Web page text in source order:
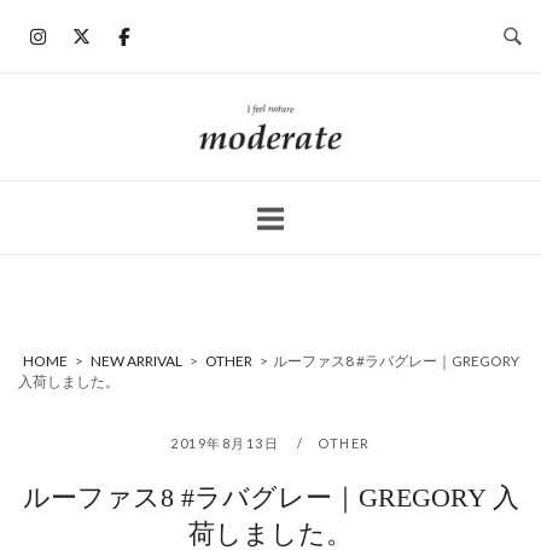
ホ
ー
HOME > NEW ARRIVAL > OTHER > ルーファス8 #ラバグレー｜GREGORY
入荷しました。
2019年8月13日 OTHER
ルーファス8 #ラバグレー｜GREGORY 入
荷しました。